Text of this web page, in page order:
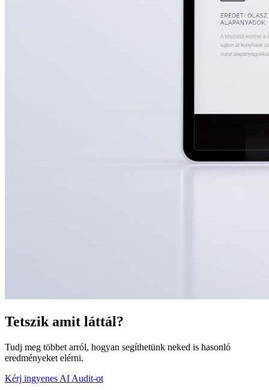
Tetszik amit láttál?
Tudj meg többet arról, hogyan segíthetünk neked is hasonló
eredményeket elérni.
Kérj ingyenes AI Audit-ot